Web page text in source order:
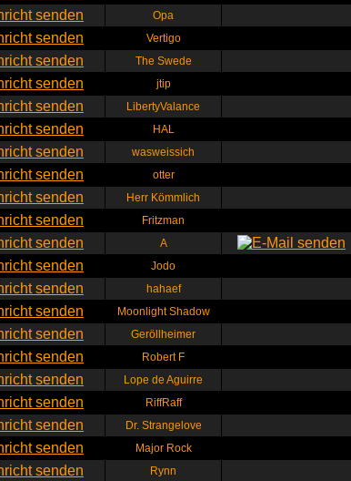
Opa
Vertigo
The Swede
jtip
LibertyValance
HAL
wasweissich
otter
Herr Kömmlich
Fritzman
A
Jodo
hahaef
Moonlight Shadow
Geröllheimer
Robert F
Lope de Aguirre
RiffRaff
Dr. Strangelove
Major Rock
Rynn